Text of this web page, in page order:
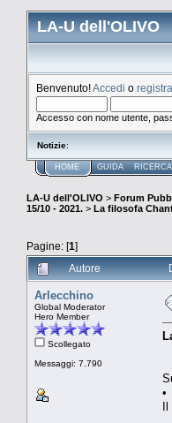
LA-U dell'OLIVO
Benvenuto!Accedi o
Accesso con nome utente,
Notizie:
HOME GUIDA RICERCA
LA-U dell'OLIVO > Forum
15/10 - 2021. > La filosofa
Pagine: [1]
Autore
Arlecchino
Global Moderator
Hero Member
Scollegato
Messaggi: 7.790
•
Il